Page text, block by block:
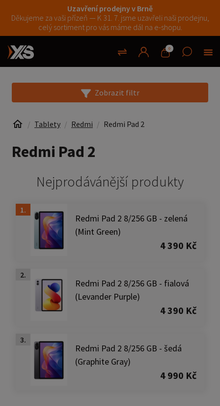
Uzavření prodejny v Brně
Děkujeme za vaši přízeň — K 31. 7. jsme uzavřeli naši prodejnu,
celý sortiment pro vás máme dál na e-shopu.
0
Zobrazit filtr
Tablety Redmi Redmi Pad 2
Redmi Pad 2
Nejprodávánější produkty
1.
Redmi Pad 2 8/256 GB - zelená
(Mint Green)
4 390 Kč
2.
Redmi Pad 2 8/256 GB - fialová
(Levander Purple)
4 390 Kč
3.
Redmi Pad 2 8/256 GB - šedá
(Graphite Gray)
4 990 Kč